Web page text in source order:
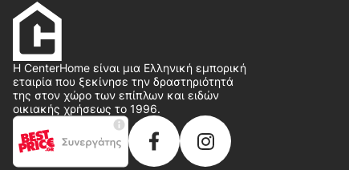
Η CenterHome είναι μια Ελληνική εμπορική
εταιρία που ξεκίνησε την δραστηριότητά
της στον χώρο των επίπλων και ειδών
οικιακής χρήσεως το 1996.